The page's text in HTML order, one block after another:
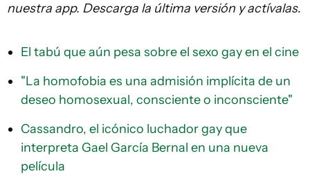
nuestra app. Descarga la última versión y actívalas.
El tabú que aún pesa sobre el sexo gay en el cine
"La homofobia es una admisión implícita de un
deseo homosexual, consciente o inconsciente"
Cassandro, el icónico luchador gay que
interpreta Gael García Bernal en una nueva
película